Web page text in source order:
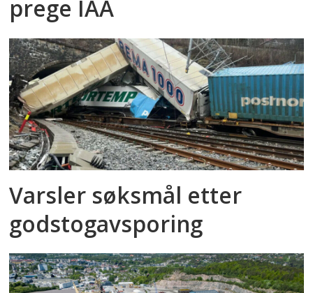
prege IAA
Varsler søksmål etter
godstog­avsporing